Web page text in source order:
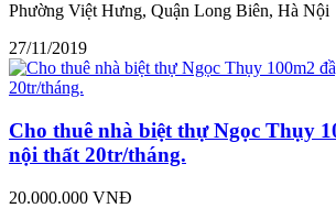
Phường Việt Hưng, Quận Long Biên, Hà Nội
27/11/2019
Cho thuê nhà biệt thự Ngọc Thụy
nội thất 20tr/tháng.
20.000.000 VNĐ